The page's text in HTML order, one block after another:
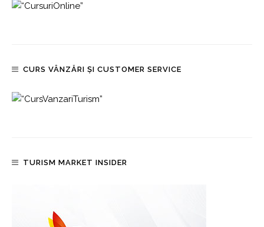
CURS VÂNZĂRI ȘI CUSTOMER SERVICE
TURISM MARKET INSIDER